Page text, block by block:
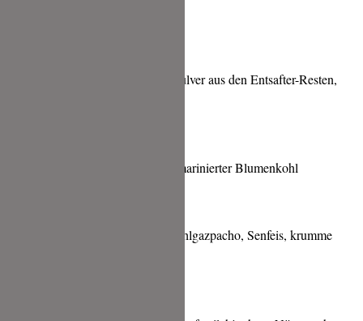
Rote Bete rehydriert, Rote-Bete-Pulver aus den Entsafter-Resten,
Altes Brot: Brotcreme, Röstbrot, marinierter Blumenkohl
Ganz verarbeiteter Rotkohl: Rotkohlgazpacho, Senfeis, krumme